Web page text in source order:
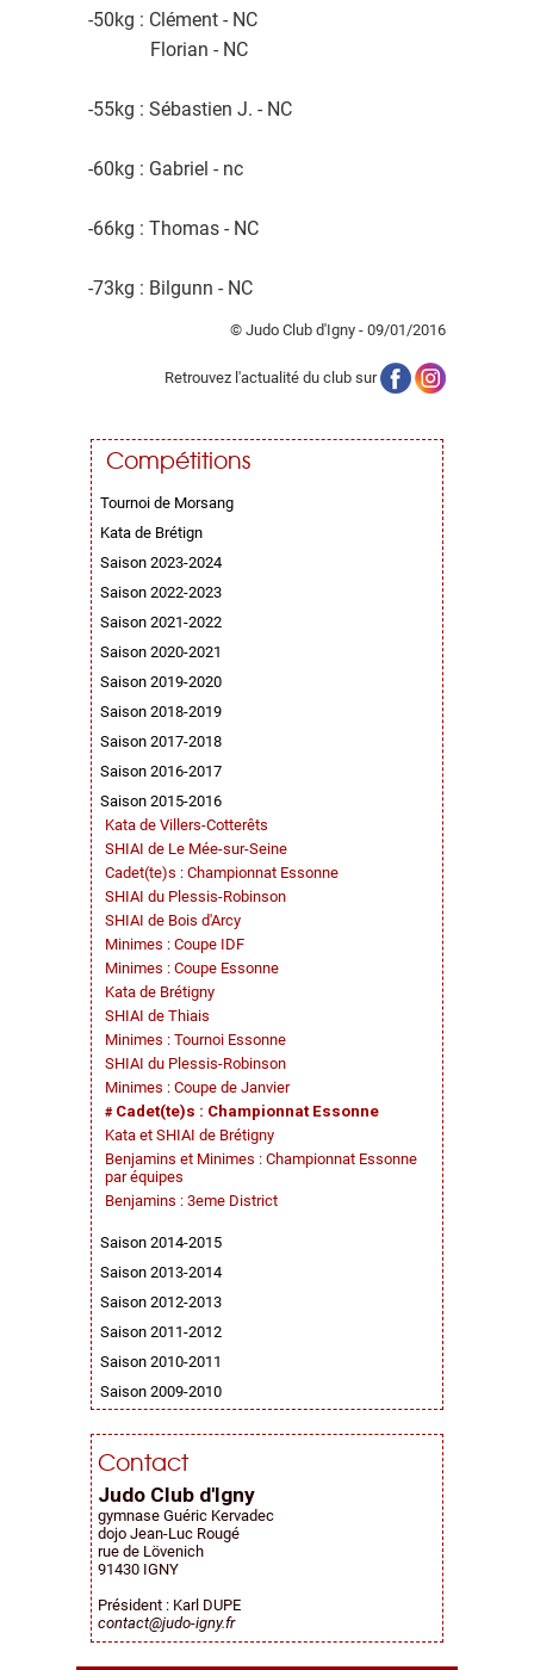
-50kg : Clément - NC
Florian - NC
-55kg : Sébastien J. - NC
-60kg : Gabriel - nc
-66kg : Thomas - NC
-73kg : Bilgunn - NC
© Judo Club d'Igny - 09/01/2016
Retrouvez l'actualité du club sur
Compétitions
Tournoi de Morsang
Kata de Brétign
Saison 2023-2024
Saison 2022-2023
Saison 2021-2022
Saison 2020-2021
Saison 2019-2020
Saison 2018-2019
Saison 2017-2018
Saison 2016-2017
Saison 2015-2016
Kata de Villers-Cotterêts
SHIAI de Le Mée-sur-Seine
Cadet(te)s : Championnat Essonne
SHIAI du Plessis-Robinson
SHIAI de Bois d'Arcy
Minimes : Coupe IDF
Minimes : Coupe Essonne
Kata de Brétigny
SHIAI de Thiais
Minimes : Tournoi Essonne
SHIAI du Plessis-Robinson
Minimes : Coupe de Janvier
Cadet(te)s : Championnat Essonne
Kata et SHIAI de Brétigny
Benjamins et Minimes : Championnat Essonne
par équipes
Benjamins : 3eme District
Saison 2014-2015
Saison 2013-2014
Saison 2012-2013
Saison 2011-2012
Saison 2010-2011
Saison 2009-2010
Contact
Judo Club d'Igny
gymnase Guéric Kervadec
dojo Jean-Luc Rougé
rue de Lövenich
91430 IGNY
Président : Karl DUPE
contact@judo-igny.fr